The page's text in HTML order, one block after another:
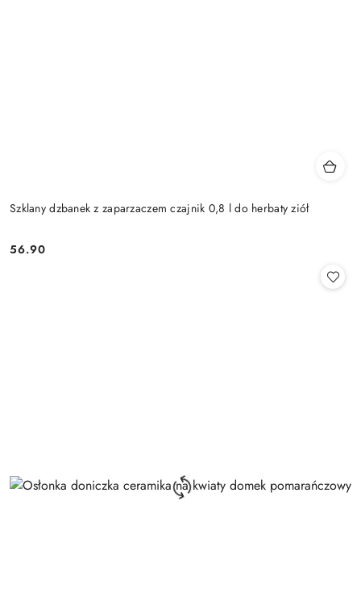
Szklany dzbanek z zaparzaczem czajnik 0,8 l do herbaty ziół
Cena:
56.90